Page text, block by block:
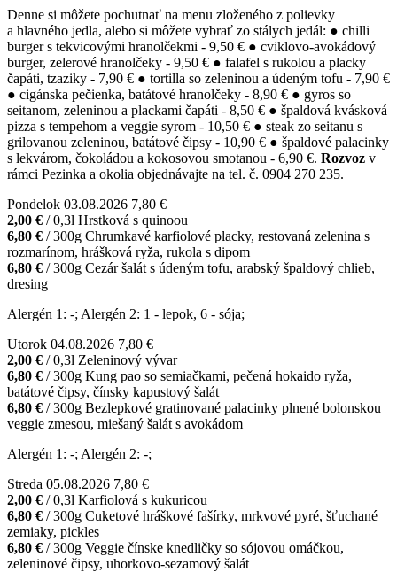
Denne si môžete pochutnať na menu zloženého z polievky
a hlavného jedla, alebo si môžete vybrať zo stálych jedál: ● chilli
burger s tekvicovými hranolčekmi - 9,50 € ● cviklovo-avokádový
burger, zelerové hranolčeky - 9,50 € ● falafel s rukolou a placky
čapáti, tzaziky - 7,90 € ● tortilla so zeleninou a údeným tofu - 7,90 €
● cigánska pečienka, batátové hranolčeky - 8,90 € ● gyros so
seitanom, zeleninou a plackami čapáti - 8,50 € ● špaldová kvásková
pizza s tempehom a veggie syrom - 10,50 € ● steak zo seitanu s
grilovanou zeleninou, batátové čipsy - 10,90 € ● špaldové palacinky
s lekvárom, čokoládou a kokosovou smotanou - 6,90 €. Rozvoz v
rámci Pezinka a okolia objednávajte na tel. č. 0904 270 235.
Pondelok 03.08.2026 7,80 €
2,00 € / 0,3l Hrstková s quinoou
6,80 € / 300g Chrumkavé karfiolové placky, restovaná zelenina s
rozmarínom, hrášková ryža, rukola s dipom
6,80 € / 300g Cezár šalát s údeným tofu, arabský špaldový chlieb,
dresing
Alergén 1: -; Alergén 2: 1 - lepok, 6 - sója;
Utorok 04.08.2026 7,80 €
2,00 € / 0,3l Zeleninový vývar
6,80 € / 300g Kung pao so semiačkami, pečená hokaido ryža,
batátové čipsy, čínsky kapustový šalát
6,80 € / 300g Bezlepkové gratinované palacinky plnené bolonskou
veggie zmesou, miešaný šalát s avokádom
Alergén 1: -; Alergén 2: -;
Streda 05.08.2026 7,80 €
2,00 € / 0,3l Karfiolová s kukuricou
6,80 € / 300g Cuketové hráškové fašírky, mrkvové pyré, šťuchané
zemiaky, pickles
6,80 € / 300g Veggie čínske knedličky so sójovou omáčkou,
zeleninové čipsy, uhorkovo-sezamový šalát